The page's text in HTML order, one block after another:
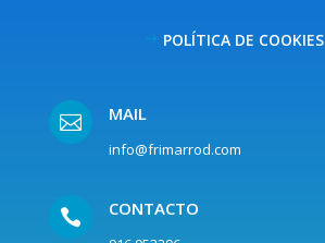
POLÍTICA DE COOKIES
 MAIL
info@frimarrod.com
 CONTACTO